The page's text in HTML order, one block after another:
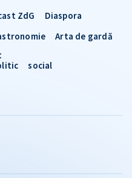
ZdG
Diaspora
Arta de gardă
social